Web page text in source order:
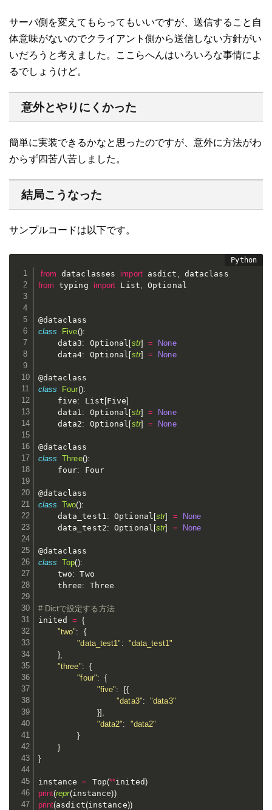
サーバ側を変えてもらってもいいですが、送信すること自
体意味がないのでクライアント側から送信しない方針がい
いだろうと考えました。ここらへんはいろいろな事情によ
るでしょうけど。
意外とやりにくかった
簡単に実装できるかなと思ったのですが、意外に方法がわ
からず四苦八苦しました。
結局こうなった
サンプルコードは以下です。
from dataclasses import asdict ,
from typing import List, Optional
class
Five():
    data3
: Optional [str] =
None
    data4
: Optional [str] = None
class
Four():
    five
: List [Five]
    data1
: Optional [str] =
None
    data2
: Optional [str] = None
class
Three():
    four
: Four
class
Two():
    data_test1
: Optional [str] =
None
    data_test2
: Optional [str] = None
class
Top():
    two
: Two
    three
: Three
# Dictで設定する方法
inited =
{
"two":
{
"data_test1" : "data_test1"
},
"three": {
"four":
{
"five": [{
"data3":
"data3"
}] ,
"data2":
"data2"
}
}
}
instance = Top(**inited)
print(repr(instance))
print(asdict(instance))